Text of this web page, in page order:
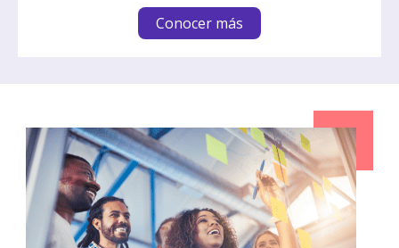
Conocer más